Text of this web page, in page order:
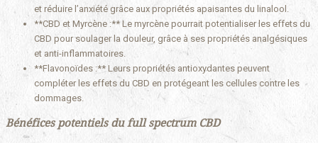
et réduire l’anxiété grâce aux propriétés apaisantes du linalool.
**CBD et Myrcène :** Le myrcène pourrait potentialiser les effets du
CBD pour soulager la douleur, grâce à ses propriétés analgésiques
et anti-inflammatoires.
**Flavonoïdes :** Leurs propriétés antioxydantes peuvent
compléter les effets du CBD en protégeant les cellules contre les
dommages.
Bénéfices potentiels du full spectrum CBD